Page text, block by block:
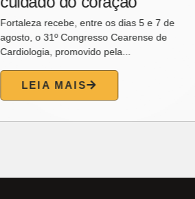
de agosto, das 12h...
LEIA MAIS